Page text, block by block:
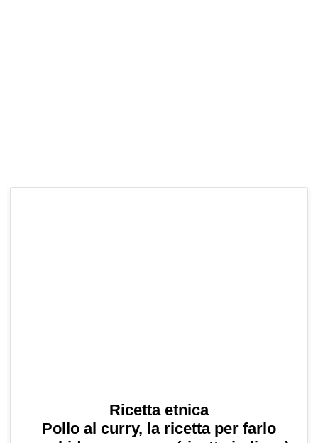
Ricetta etnica
Pollo al curry, la ricetta per farlo